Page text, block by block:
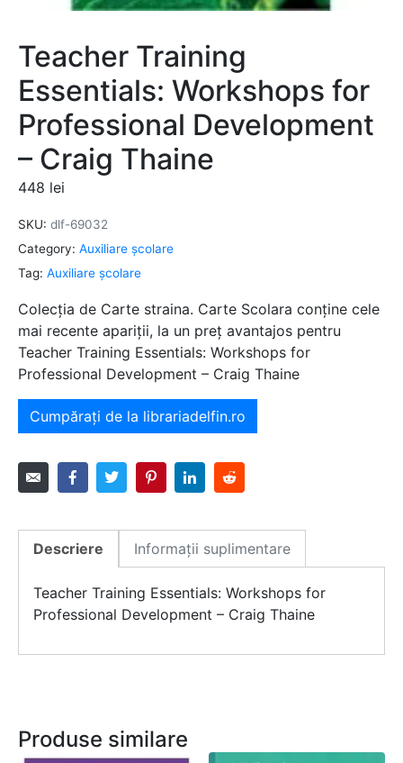
Teacher Training
Essentials: Workshops for
Professional Development
– Craig Thaine
448 lei
SKU: dlf-69032
Category: Auxiliare şcolare
Tag: Auxiliare şcolare
Colecția de Carte straina. Carte Scolara conține cele
mai recente apariții, la un preț avantajos pentru
Teacher Training Essentials: Workshops for
Professional Development – Craig Thaine
Cumpărați de la librariadelfin.ro
Descriere Informații suplimentare
Teacher Training Essentials: Workshops for
Professional Development – Craig Thaine
Produse similare